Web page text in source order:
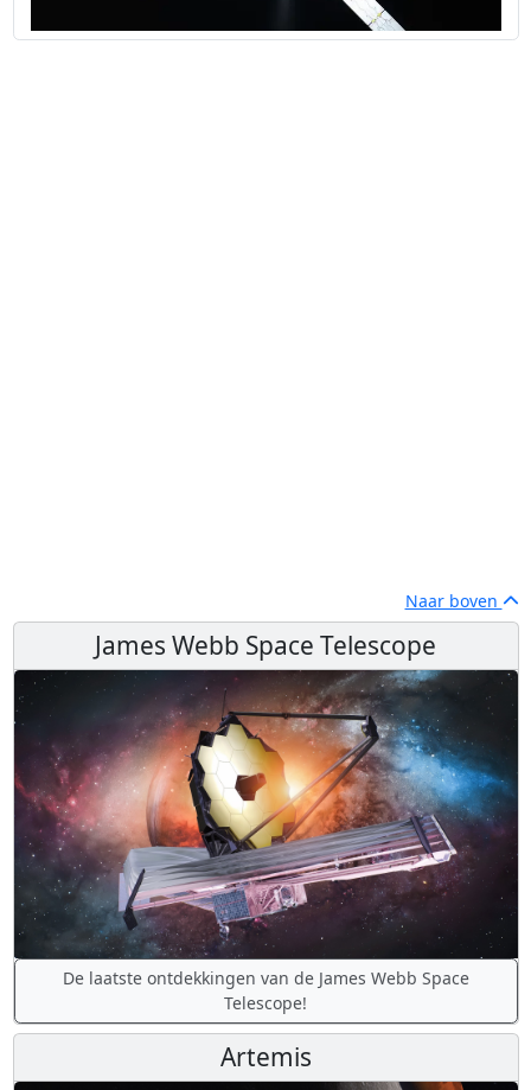
Naar boven
James Webb Space Telescope
De laatste ontdekkingen van de James Webb Space
Telescope!
Artemis